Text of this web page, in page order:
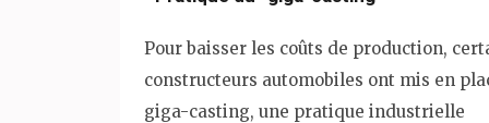
Pour baisser les coûts de production,
constructeurs automobiles ont mis en
giga-casting, une pratique industrielle